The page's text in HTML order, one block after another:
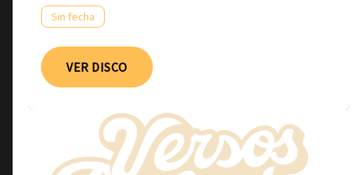
Sin fecha
VER DISCO